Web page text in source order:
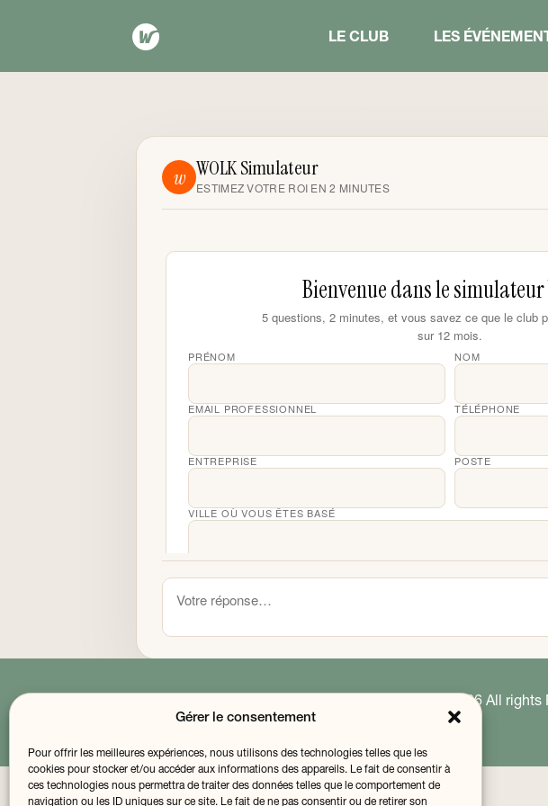
Gérer le consentement
Pour offrir les meilleures expériences, nous utilisons des technologies telles que les
cookies pour stocker et/ou accéder aux informations des appareils. Le fait de consentir à
ces technologies nous permettra de traiter des données telles que le comportement de
navigation ou les ID uniques sur ce site. Le fait de ne pas consentir ou de retirer son
LE CLUB LES
w WOLK Simulateur
ESTIMEZ VOTRE ROI EN 2 MINUTES
Bienvenue dans le simulateur
5 questions, 2 minutes, et vous savez ce que le club
sur 12 mois.
PRÉNOM NOM
EMAIL PROFESSIONNEL TÉLÉPHONE
ENTREPRISE POSTE
VILLE OÙ VOUS ÊTES BASÉ
Vos coordonnées nous permettent de vous envoyer le récap par email à la
© 2026 All